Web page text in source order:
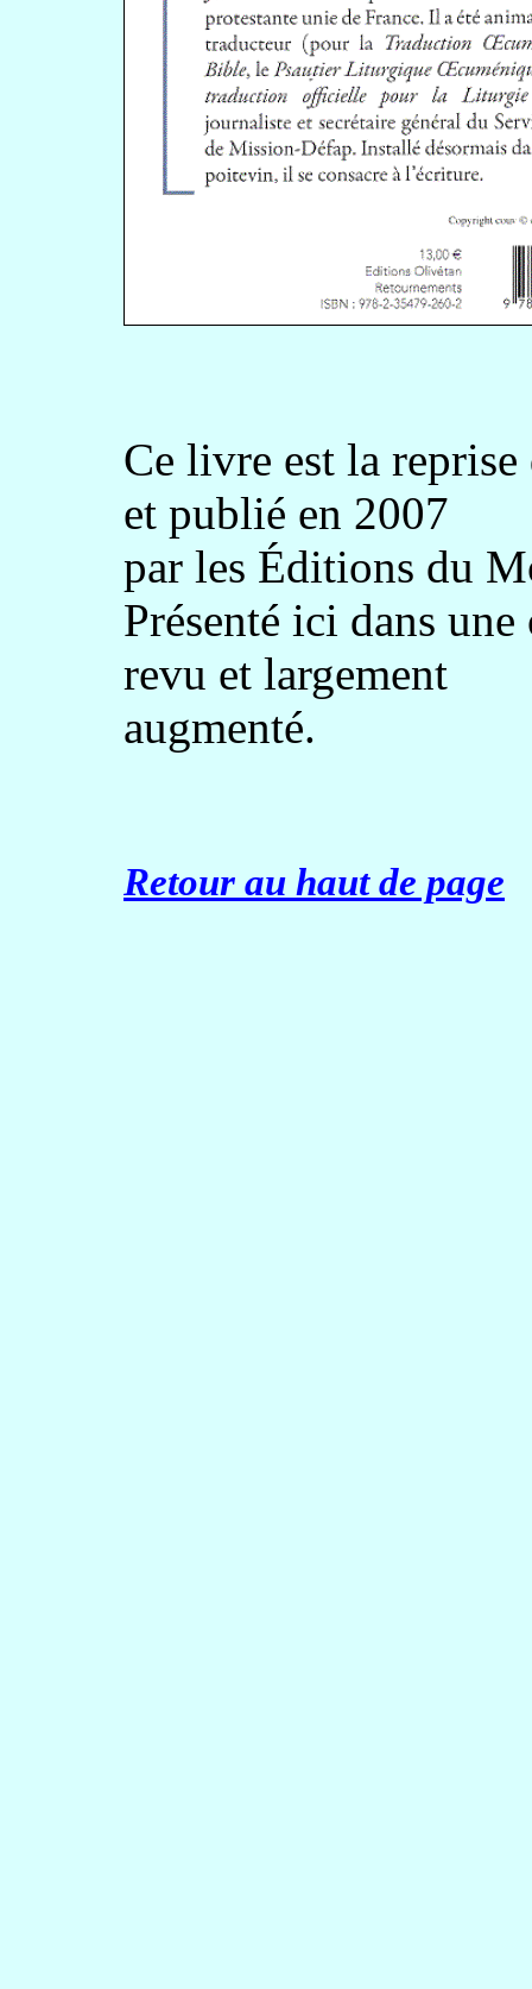
Ce livre est la
et publié en 2007
par les Éditions du
Présenté ici dans
revu et largement
augmenté.
Retour au haut de page